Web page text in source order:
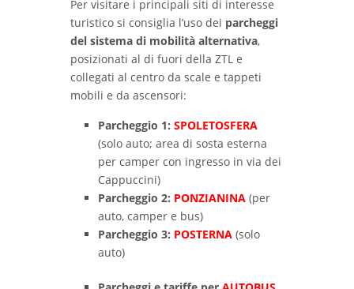
Per visitare i principali siti di interesse
turistico si consiglia l’uso dei parcheggi
del sistema di mobilità alternativa,
posizionati al di fuori della ZTL e
collegati al centro da scale e tappeti
mobili e da ascensori:
Parcheggio 1: SPOLETOSFERA
(solo auto; area di sosta esterna
per camper con ingresso in via dei
Cappuccini)
Parcheggio 2: PONZIANINA (per
auto, camper e bus)
Parcheggio 3: POSTERNA (solo
auto)